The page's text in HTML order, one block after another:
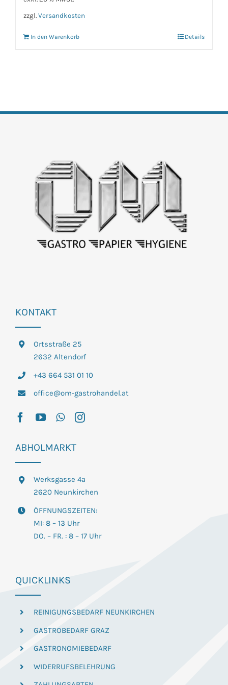
zzgl. Versandkosten
In den Warenkorb Details
KONTAKT
Ortsstraße 25
2632 Altendorf
+43 664 531 01 10
office@om-gastrohandel.at
ABHOLMARKT
Werksgasse 4a
2620 Neunkirchen
ÖFFNUNGSZEITEN:
MI: 8 – 13 Uhr
DO. – FR. : 8 – 17 Uhr
QUICKLINKS
REINIGUNGSBEDARF NEUNKIRCHEN
GASTROBEDARF GRAZ
GASTRONOMIEBEDARF
WIDERRUFSBELEHRUNG